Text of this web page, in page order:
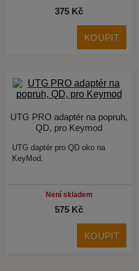
375 Kč
KOUPIT
UTG PRO adaptér na popruh,
QD, pro Keymod
UTG daptér pro QD oko na
KeyMod.
Není skladem
575 Kč
KOUPIT